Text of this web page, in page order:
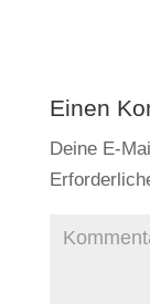
Einen
Deine E-